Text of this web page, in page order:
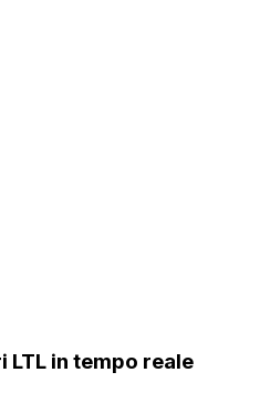
in tempo reale